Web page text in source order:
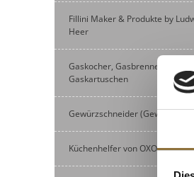
Fillini Maker & Produkte by
Heer
Gaskocher, Gasbrenner und
Gaskartuschen
Gewürzschneider
Küchenhelfer von OXO